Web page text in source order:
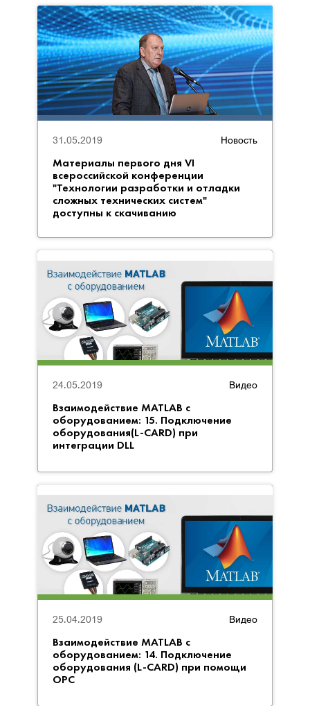
Новость
Материалы первого дня VI
всероссийской конференции
"Технологии разработки и отладки
сложных технических систем"
доступны к скачиванию
31.05.2019
Видео
Взаимодействие MATLAB с
оборудованием: 15. Подключение
оборудования(L-CARD) при
интеграции DLL
24.05.2019
Видео
Взаимодействие MATLAB с
оборудованием: 14. Подключение
оборудования (L-CARD) при помощи
OPC
25.04.2019